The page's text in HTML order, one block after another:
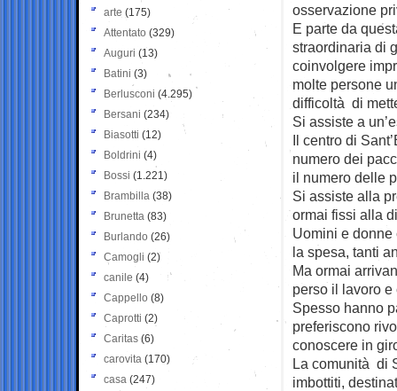
osservazione
E parte da
straordinaria di
coinvolgere
molte persone
difficoltà di
Si assiste a
Il centro di
numero dei
il numero delle
Si assiste alla
ormai fissi alla
Uomini e
la spesa, tanti
Ma ormai
perso il lavoro
Spesso hanno
preferiscono
conoscere in
La comunità di
imbottiti,
arte (175)
Attentato (329)
Auguri (13)
Batini (3)
Berlusconi (4.295)
Bersani (234)
Biasotti (12)
Boldrini (4)
Bossi (1.221)
Brambilla (38)
Brunetta (83)
Burlando (26)
Camogli (2)
canile (4)
Cappello (8)
Caprotti (2)
Caritas (6)
carovita (170)
casa (247)